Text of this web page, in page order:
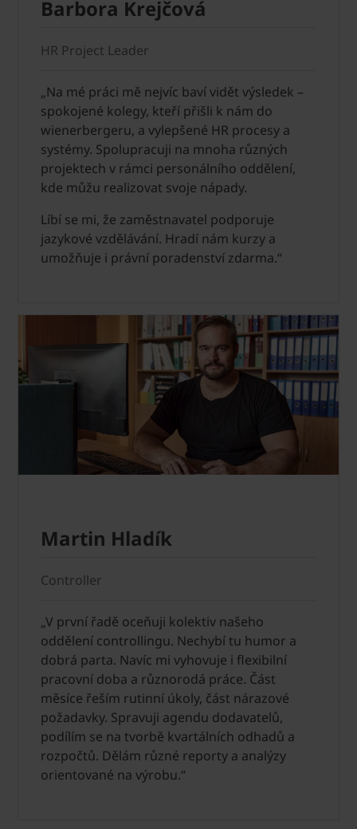
Barbora Krejčová
HR Project Leader
„Na mé práci mě nejvíc baví vidět výsledek –
spokojené kolegy, kteří přišli k nám do
wienerbergeru, a vylepšené HR procesy a
systémy. Spolupracuji na mnoha různých
projektech v rámci personálního oddělení,
kde můžu realizovat svoje nápady.
Líbí se mi, že zaměstnavatel podporuje
jazykové vzdělávání. Hradí nám kurzy a
umožňuje i právní poradenství zdarma.“
Martin Hladík
Controller
„V první řadě oceňuji kolektiv našeho
oddělení controllingu. Nechybí tu humor a
dobrá parta. Navíc mi vyhovuje i flexibilní
pracovní doba a různorodá práce. Část
měsíce řeším rutinní úkoly, část nárazové
požadavky. Spravuji agendu dodavatelů,
podílím se na tvorbě kvartálních odhadů a
rozpočtů. Dělám různé reporty a analýzy
orientované na výrobu.“